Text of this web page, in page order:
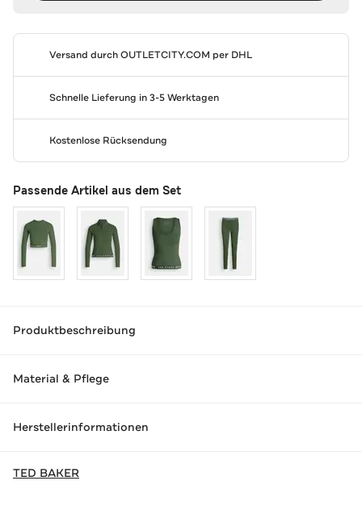
Versand durchOUTLETCITY.COM per DHL
Schnelle Lieferung in 3-5 Werktagen
Kostenlose Rücksendung
Passende Artikel aus dem Set
Produktbeschreibung
Material & Pflege
Herstellerinformationen
TED BAKER